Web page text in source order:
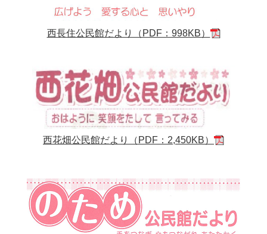
西長住公民館だより（PDF：998KB）
西花畑公民館だより（PDF：2,450KB）